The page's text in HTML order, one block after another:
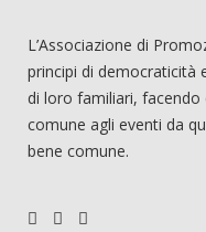
L’Associazione di
principi di democraticità
di loro familiari,
comune agli eventi da
bene comune.